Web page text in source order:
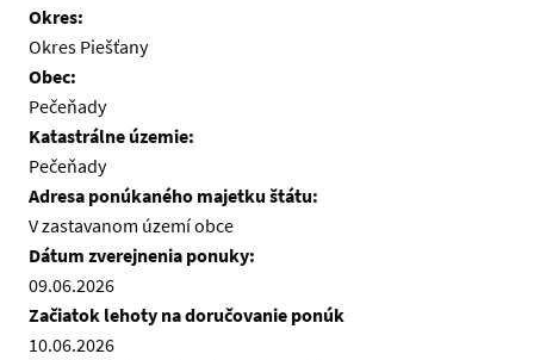
Okres:
Okres Piešťany
Obec:
Pečeňady
Katastrálne územie:
Pečeňady
Adresa ponúkaného majetku štátu:
V zastavanom území obce
Dátum zverejnenia ponuky:
09.06.2026
Začiatok lehoty na doručovanie ponúk
10.06.2026